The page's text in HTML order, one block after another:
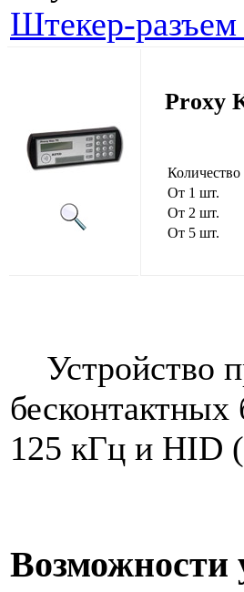
Штекер-
Proxy
Количество
От 1 шт.
От 2 шт.
От 5 шт.
Устройство
бесконтактных
125 кГц и HID
Возможности